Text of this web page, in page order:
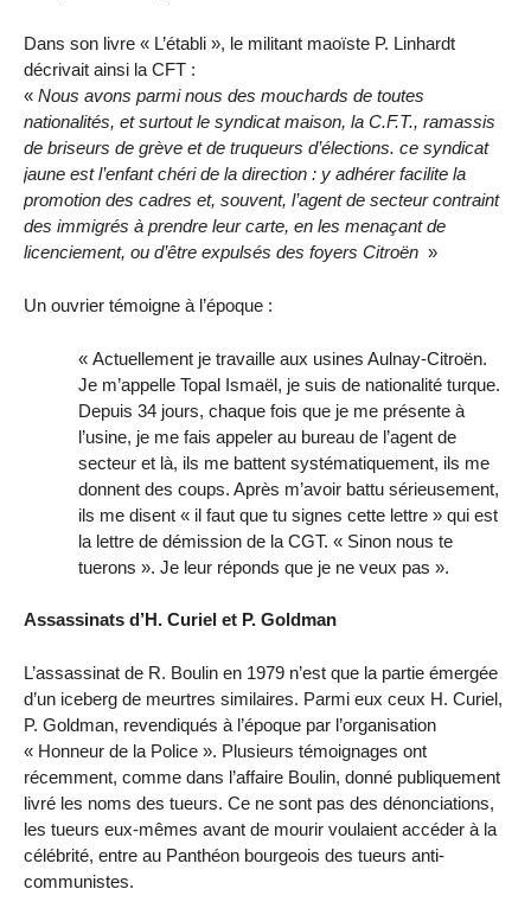
Dans son livre « L’établi », le militant maoïste P. Linhardt
décrivait ainsi la CFT :
« Nous avons parmi nous des mouchards de toutes
nationalités, et surtout le syndicat maison, la C.F.T., ramassis
de briseurs de grève et de truqueurs d’élections. ce syndicat
jaune est l’enfant chéri de la direction : y adhérer facilite la
promotion des cadres et, souvent, l’agent de secteur contraint
des immigrés à prendre leur carte, en les menaçant de
licenciement, ou d’être expulsés des foyers Citroën »
Un ouvrier témoigne à l’époque :
« Actuellement je travaille aux usines Aulnay-Citroën.
Je m’appelle Topal Ismaël, je suis de nationalité turque.
Depuis 34 jours, chaque fois que je me présente à
l’usine, je me fais appeler au bureau de l’agent de
secteur et là, ils me battent systématiquement, ils me
donnent des coups. Après m’avoir battu sérieusement,
ils me disent « il faut que tu signes cette lettre » qui est
la lettre de démission de la CGT. « Sinon nous te
tuerons ». Je leur réponds que je ne veux pas ».
Assassinats d’H. Curiel et P. Goldman
L’assassinat de R. Boulin en 1979 n’est que la partie émergée
d’un iceberg de meurtres similaires. Parmi eux ceux H. Curiel,
P. Goldman, revendiqués à l’époque par l’organisation
« Honneur de la Police ». Plusieurs témoignages ont
récemment, comme dans l’affaire Boulin, donné publiquement
livré les noms des tueurs. Ce ne sont pas des dénonciations,
les tueurs eux-mêmes avant de mourir voulaient accéder à la
célébrité, entre au Panthéon bourgeois des tueurs anti-
communistes.